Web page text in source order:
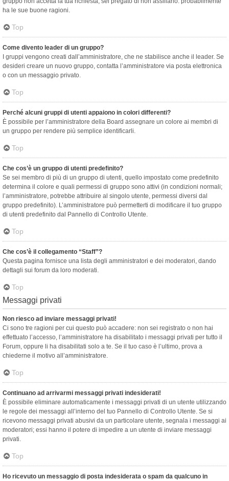
ha le sue buone ragioni.
Top
Come divento leader di un gruppo?
I gruppi vengono creati dall’amministratore, che ne stabilisce anche il leader. Se
desideri creare un nuovo gruppo, contatta l’amministratore via posta elettronica
o con un messaggio privato.
Top
Perché alcuni gruppi di utenti appaiono in colori differenti?
È possibile per l’amministratore della Board assegnare un colore ai membri di
un gruppo per rendere più semplice identificarli.
Top
Che cos’è un gruppo di utenti predefinito?
Se sei membro di più di un gruppo di utenti, quello impostato come predefinito
determina il colore e quali permessi di gruppo sono attivi (in condizioni normali;
l’amministratore, potrebbe attribuire al singolo utente, permessi diversi dal
gruppo predefinito). L’amministratore può permetterti di modificare il tuo gruppo
di utenti predefinito dal Pannello di Controllo Utente.
Top
Che cos’è il collegamento “Staff”?
Questa pagina fornisce una lista degli amministratori e dei moderatori, dando
dettagli sui forum da loro moderati.
Top
Messaggi privati
Non riesco ad inviare messaggi privati!
Ci sono tre ragioni per cui questo può accadere: non sei registrato o non hai
effettuato l’accesso, l’amministratore ha disabilitato i messaggi privati per tutto il
Forum, oppure li ha disabilitati solo a te. Se il tuo caso è l’ultimo, prova a
chiederne il motivo all’amministratore.
Top
Continuano ad arrivarmi messaggi privati indesiderati!
È possibile eliminare automaticamente i messaggi privati ​​di un utente utilizzando
le regole dei messaggi all’interno del tuo Pannello di Controllo Utente. Se si
ricevono messaggi privati ​​abusivi da un particolare utente, segnala i messaggi ai
moderatori; essi hanno il potere di impedire a un utente di inviare messaggi
privati​​.
Top
Ho ricevuto un messaggio di posta indesiderata o spam da qualcuno in